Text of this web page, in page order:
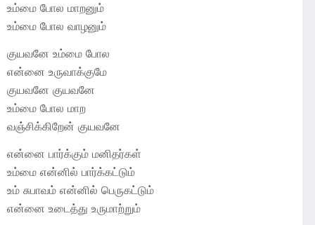
உம்மை போல மாறனும்
உம்மை போல வாழனும்
குயவனே உம்மை போல
என்னை உருவாக்குமே
குயவனே குயவனே
உம்மை போல மாற
வஞ்சிக்கிறேன் குயவனே
என்னை பார்க்கும் மனிதர்கள்
உம்மை என்னில் பார்க்கட்டும்
உம் சுபாவம் என்னில் பெருகட்டும்
என்னை உடைத்து உருமாற்றும்